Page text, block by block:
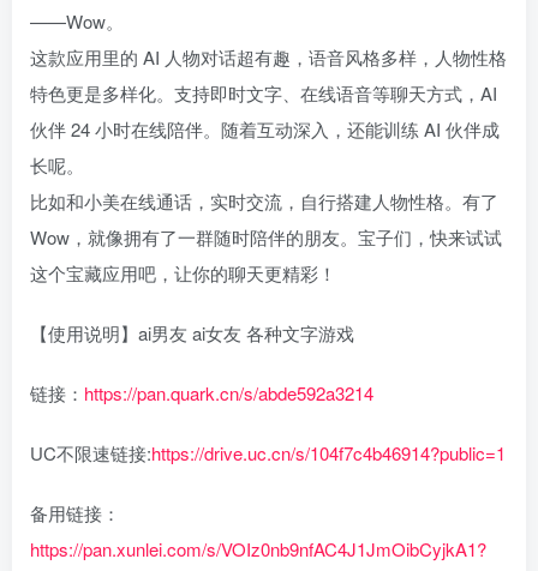
——Wow。
这款应用里的 AI 人物对话超有趣，语音风格多样，人物性格
特色更是多样化。支持即时文字、在线语音等聊天方式，AI
伙伴 24 小时在线陪伴。随着互动深入，还能训练 AI 伙伴成
长呢。
比如和小美在线通话，实时交流，自行搭建人物性格。有了
Wow，就像拥有了一群随时陪伴的朋友。宝子们，快来试试
这个宝藏应用吧，让你的聊天更精彩！
【使用说明】ai男友 ai女友 各种文字游戏
链接： https://pan.quark.cn/s/abde592a3214
UC不限速链接:https://drive.uc.cn/s/104f7c4b46914?public=1
备用链接：
https://pan.xunlei.com/s/VOIz0nb9nfAC4J1JmOibCyjkA1?